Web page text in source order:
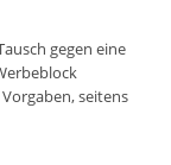
gegen eine
seitens